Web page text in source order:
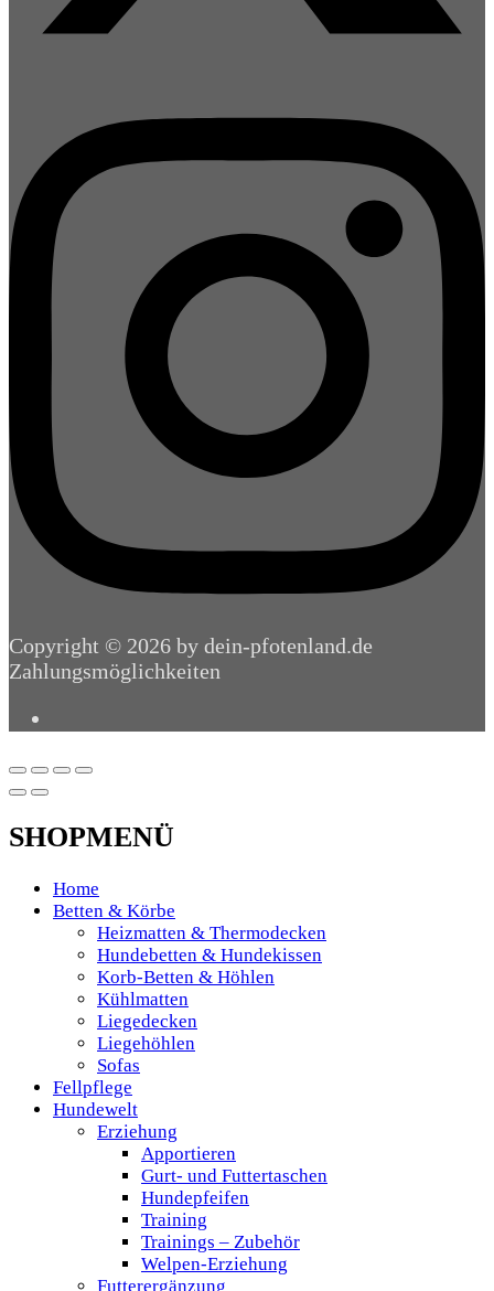
Copyright © 2026 by dein-pfotenland.de
Zahlungsmöglichkeiten
SHOPMENÜ
Home
Betten & Körbe
Heizmatten & Thermodecken
Hundebetten & Hundekissen
Korb-Betten & Höhlen
Kühlmatten
Liegedecken
Liegehöhlen
Sofas
Fellpflege
Hundewelt
Erziehung
Apportieren
Gurt- und Futtertaschen
Hundepfeifen
Training
Trainings – Zubehör
Welpen-Erziehung
Futterergänzung